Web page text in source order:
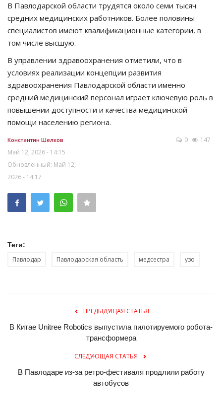
В Павлодарской области трудятся около семи тысяч
средних медицинских работников. Более половины
специалистов имеют квалификационные категории, в
том числе высшую.
В управлении здравоохранения отметили, что в
условиях реализации концепции развития
здравоохранения Павлодарской области именно
средний медицинский персонал играет ключевую роль в
повышении доступности и качества медицинской
помощи населению региона.
Константин Шелков
Май 12, 2026 - 14:15
Обновленный: Май 12,
2026 - 14:17
0 147
Теги:
Павлодар Павлодарская область медсестра узо
ПРЕДЫДУЩАЯ СТАТЬЯ
В Китае Unitree Robotics выпустила пилотируемого робота-
трансформера
СЛЕДУЮЩАЯ СТАТЬЯ
В Павлодаре из-за ретро-фестиваля продлили работу
автобусов